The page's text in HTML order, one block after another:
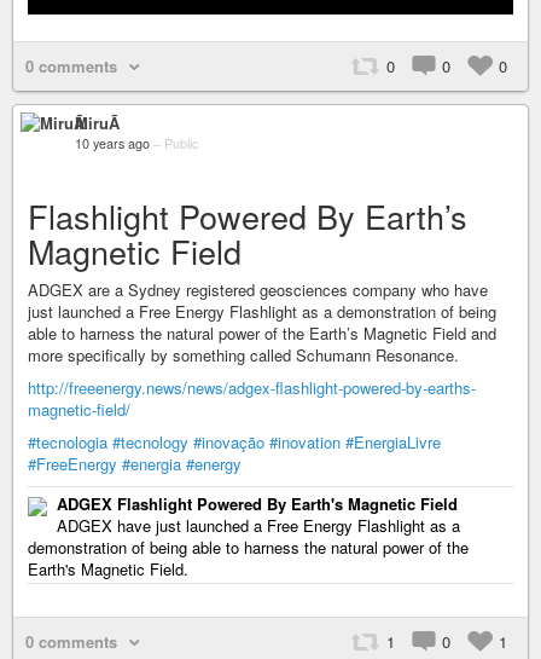
0 comments 0 0 0
MiruÃ­
10 years ago – Public
Flashlight Powered By Earth’s
Magnetic Field
ADGEX are a Sydney registered geosciences company who have
just launched a Free Energy Flashlight as a demonstration of being
able to harness the natural power of the Earth’s Magnetic Field and
more specifically by something called Schumann Resonance.
http://freeenergy.news/news/adgex-flashlight-powered-by-earths-
magnetic-field/
#tecnologia #tecnology #inovação #inovation #EnergiaLivre
#FreeEnergy #energia #energy
ADGEX Flashlight Powered By Earth's Magnetic Field
ADGEX have just launched a Free Energy Flashlight as a
demonstration of being able to harness the natural power of the
Earth's Magnetic Field.
0 comments 1 0 1